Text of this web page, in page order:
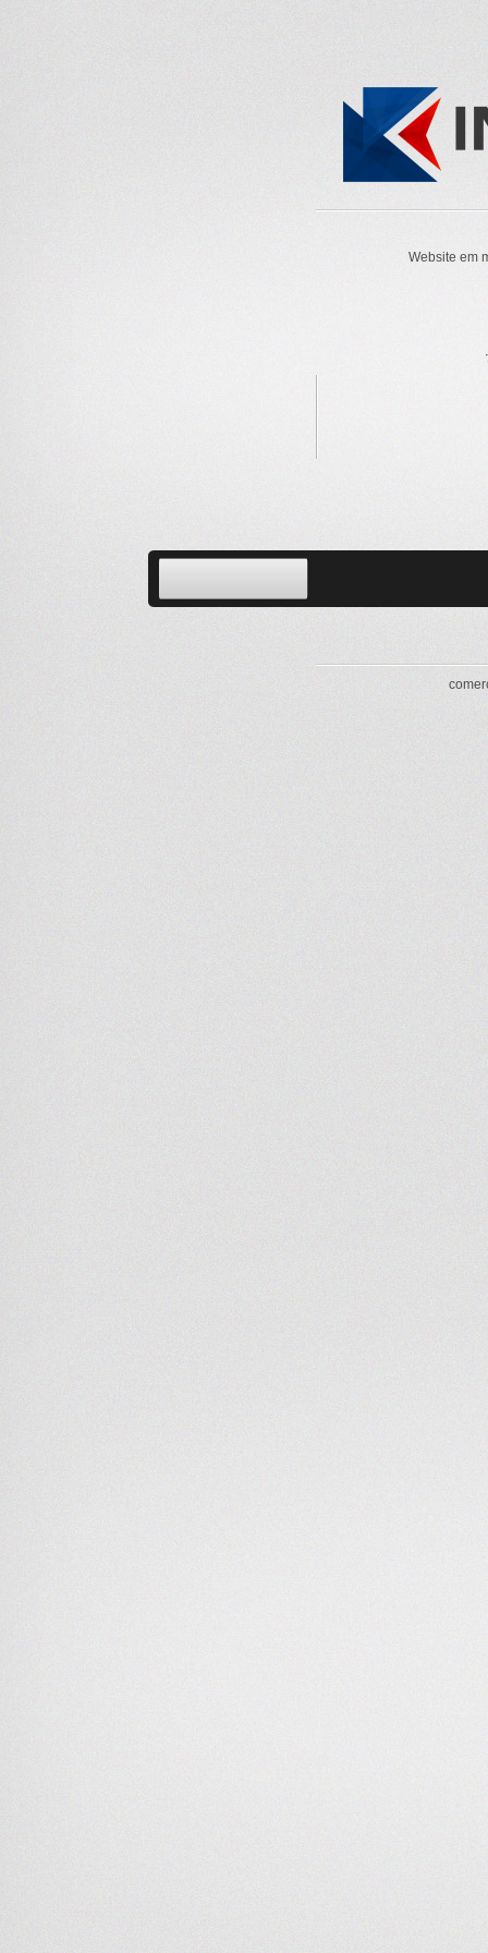
Website em